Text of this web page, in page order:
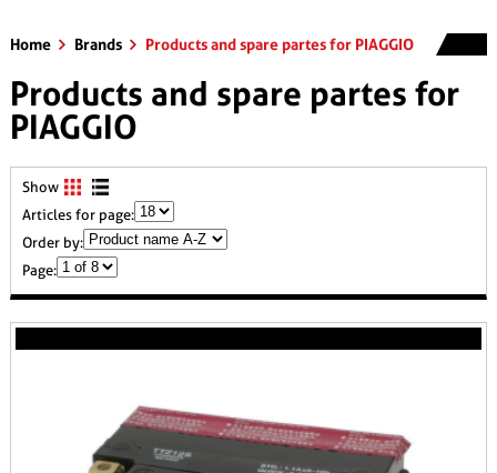
Home Brands Products and spare partes for PIAGGIO
Products and spare partes for
PIAGGIO
Show
Articles for page:
Order by:
Page: